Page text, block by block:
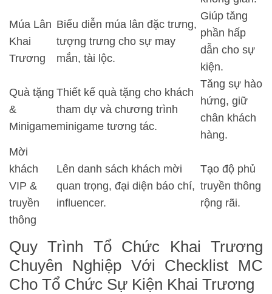
Múa Lân
Khai
Trương
Biểu diễn múa lân đặc trưng,
tượng trưng cho sự may
mắn, tài lộc.
Giúp tăng
phần hấp
dẫn cho sự
kiện.
Quà tặng
&
Minigame
Thiết kế quà tặng cho khách
tham dự và chương trình
minigame tương tác.
Tăng sự hào
hứng, giữ
chân khách
hàng.
Mời
khách
VIP &
truyền
thông
Lên danh sách khách mời
quan trọng, đại diện báo chí,
influencer.
Tạo độ phủ
truyền thông
rộng rãi.
Quy Trình Tổ Chức Khai Trương
Chuyên Nghiệp Với Checklist MC
Cho Tổ Chức Sự Kiện Khai Trương